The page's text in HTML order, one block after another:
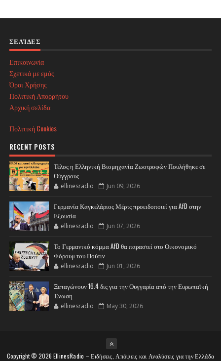
ΣΕΛΊΔΕΣ
Επικοινωνία
Σχετικά με εμάς
Όροι Χρήσης
Πολιτική Απορρήτου
Αρχική σελίδα
Πολιτική Cookies
RECENT POSTS
Τέλος η Ελληνική Βιομηχανία Ζωοτροφών Πουλήθηκε σε
Ούγγρους
ellinesradio Jun 09, 2026
Γερμανία Καγκελάριος Μέρτς προειδοποιεί για AfD στην
Εξουσία
ellinesradio Jun 07, 2026
Το Γερμανικό κόμμα AfD θα παραστεί στο Οικονομικό
Φόρουμ του Πούτιν
ellinesradio Jun 01, 2026
Ξεπαγώνουν 16.4 δις για την Ουγγαρία από την Ευρωπαϊκή
Ένωση
ellinesradio May 30, 2026
Copyright © 2026 EllinesRadio – Ειδήσεις, Απόψεις και Αναλύσεις για την Ελλάδα